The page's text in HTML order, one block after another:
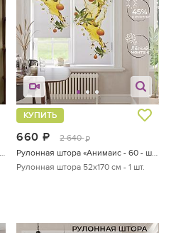
660 руб.
2 640 руб.
КУПИТЬ
Рулонная штора 52х170 см - 1 шт.